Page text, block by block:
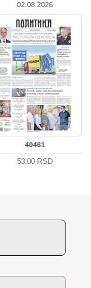
02.08.2026
40461
53.00 RSD